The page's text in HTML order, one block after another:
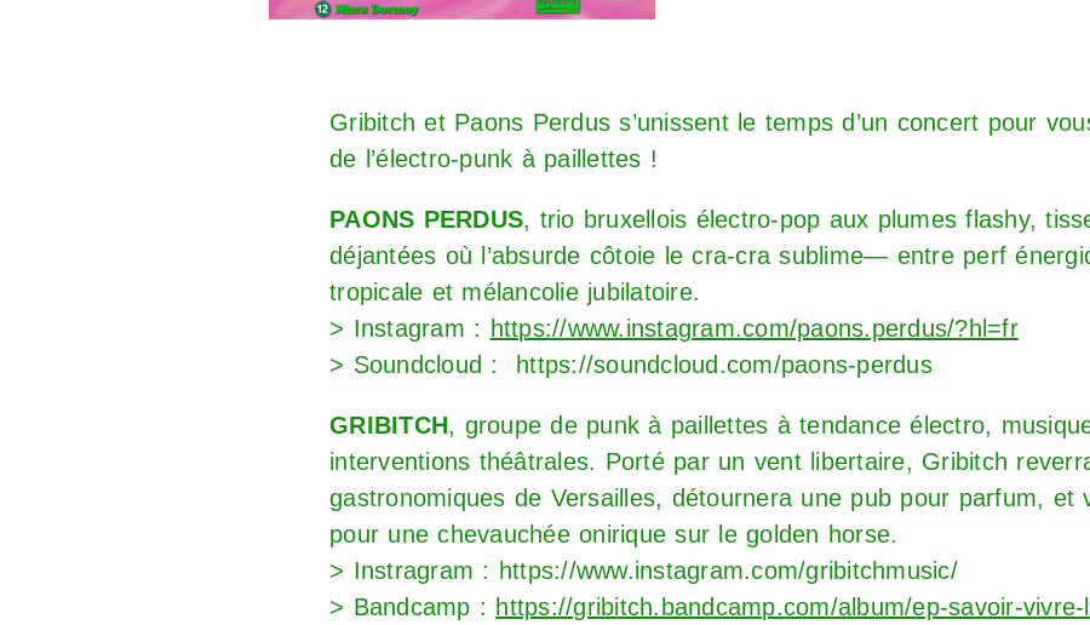
Gribitch et Paons Perdus s’unissent le temps d’un concert pour
de l’électro-punk à paillettes !
PAONS PERDUS, trio bruxellois électro-pop aux plumes flashy,
déjantées où l’absurde côtoie le cra-cra sublime— entre perf
tropicale et mélancolie jubilatoire.
> Instagram : https://www.instagram.com/paons.perdus/?hl=fr
> Soundcloud :
https://soundcloud.com/paons-perdus
GRIBITCH, groupe de punk à paillettes à tendance électro,
interventions théâtrales. Porté par un vent libertaire, Gribitch
gastronomiques de Versailles, détournera une pub pour parfum, et
pour une chevauchée onirique sur le golden horse.
> Instragram : https://www.instagram.com/gribitchmusic/
> Bandcamp : https://gribitch.bandcamp.com/album/ep-savoir-